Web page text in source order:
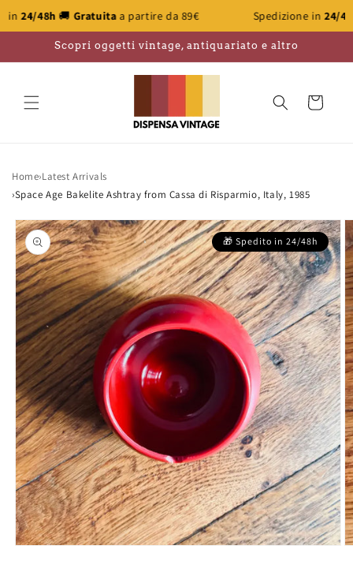
Gratuitaa partire da 89€ Spedizione in24/48h🚚
Skip to
content
Scopri oggetti vintage, antiquariato e altro
Cart
Home›Latest Arrivals
›Space Age Bakelite Ashtray from Cassa di Risparmio, Italy, 1985
Skip to
product
information